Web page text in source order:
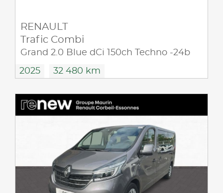
RENAULT
Trafic Combi
Grand 2.0 Blue dCi 150ch Techno -24b
2025 32 480 km